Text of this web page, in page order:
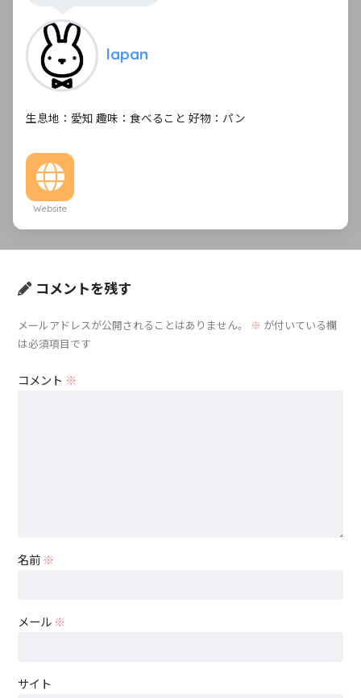
lapan
生息地：愛知 趣味：食べること 好物：パン
Website
コメントを残す
メールアドレスが公開されることはありません。 ※ が付いている欄
は必須項目です
コメント ※
名前 ※
メール ※
サイト